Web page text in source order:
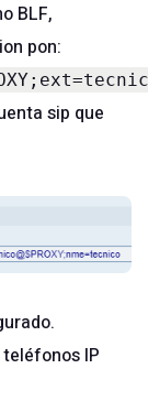
BLF,
pon:
sip que
teléfonos IP